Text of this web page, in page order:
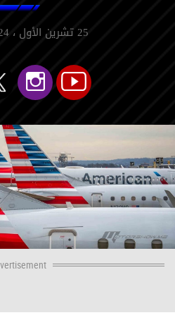
25 تشرين الأول ، 2024 08:10 م